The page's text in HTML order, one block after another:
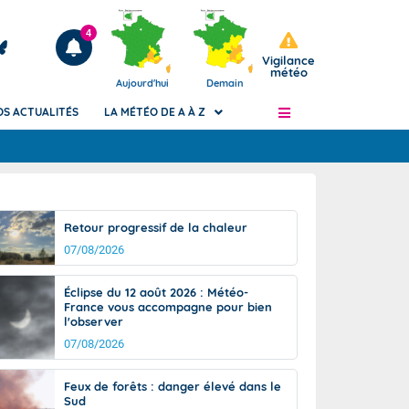
Articles
4
Aujourd'hui Demain
Vigilance
météo
de
Phénomènes dangereux de J+2 à J+7
Avertissement pluies intenses à l'échelle
des communes (Apic)
Bulletins Marine
Bulletins d'estimation du risque
d'avalanche
Météo des forêts
Vigicrues
ACTUALITÉS LA MÉTÉO DE A À Z
Retour progressif de la chaleur
07/08/2026
Éclipse du 12 août 2026 : Météo-
France vous accompagne pour bien
l'observer
07/08/2026
Feux de forêts : danger élevé dans le
Sud